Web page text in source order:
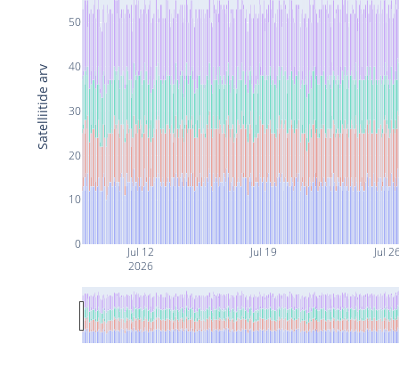
Jul 12
2026
Jul 19 Jul
0
10
20
30
40
50
Satelliitide arv